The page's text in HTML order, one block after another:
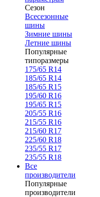
Сезон
Всесезонные
шины
Зимние шины
Летние шины
Популярные
типоразмеры
175/65 R14
185/65 R14
185/65 R15
195/60 R16
195/65 R15
205/55 R16
215/55 R16
215/60 R17
225/60 R18
235/55 R17
235/55 R18
Все
производители
Популярные
производители